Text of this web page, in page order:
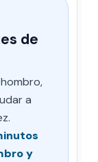
de
a
y